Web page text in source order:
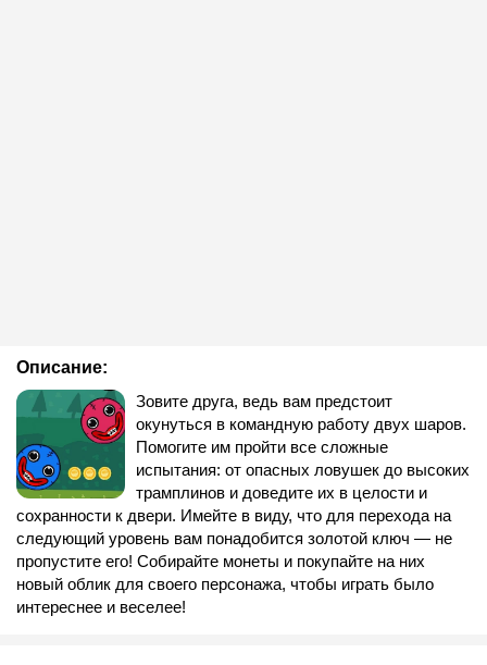
Описание:
Зовите друга, ведь вам предстоит
окунуться в командную работу двух шаров.
Помогите им пройти все сложные
испытания: от опасных ловушек до высоких
трамплинов и доведите их в целости и
сохранности к двери. Имейте в виду, что для перехода на
следующий уровень вам понадобится золотой ключ — не
пропустите его! Собирайте монеты и покупайте на них
новый облик для своего персонажа, чтобы играть было
интереснее и веселее!